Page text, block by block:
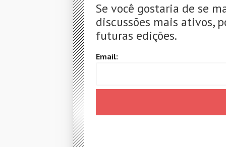
Se você gostaria de se
discussões mais ativos,
futuras edições.
Email: